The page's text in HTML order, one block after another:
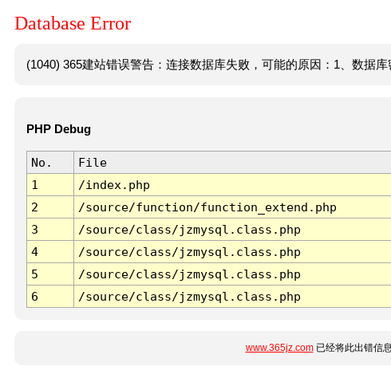
Database Error
(1040) 365建站错误警告：连接数据库失败，可能的原因：1、数据库
PHP Debug
No. File
1
/index.php
2
/source/function/function_extend.php
3
/source/class/jzmysql.class.php
4
/source/class/jzmysql.class.php
5
/source/class/jzmysql.class.php
6
/source/class/jzmysql.class.php
www.365jz.com已经将此出错信